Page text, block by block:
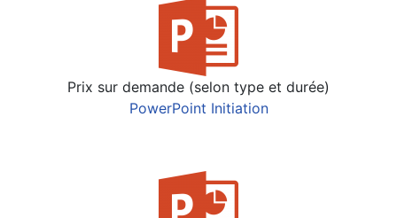
Prix sur demande (selon type et durée)
PowerPoint Initiation